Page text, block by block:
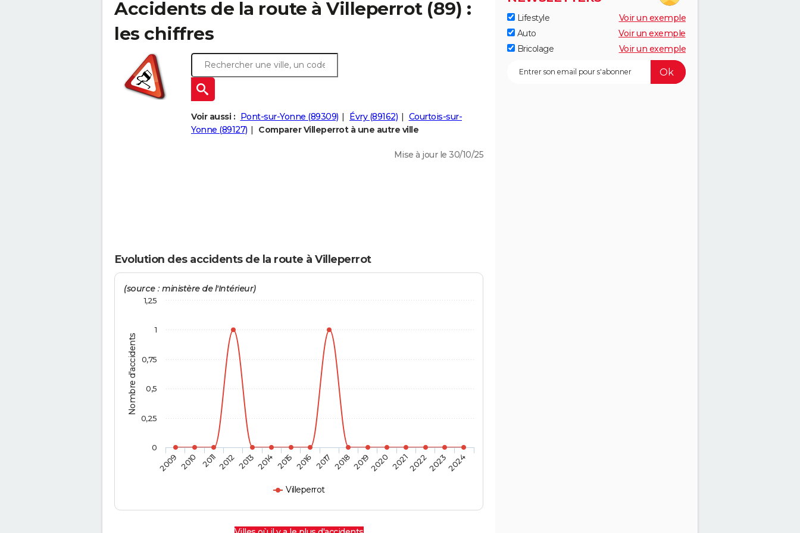
Accidents de la route à Villeperrot (89) :
les chiffres
Voir aussi : Pont-sur-Yonne (89309) Évry (89162)
Courtois-sur-
Yonne (89127)
Comparer Villeperrot à une autre ville
Mise à jour le 30/10/25
Evolution des accidents de la route à Villeperrot
Nombre d'accidents
(source : ministère de l'Intérieur)
Villeperrot
2009 2010 20112012 2013 2014 2015 2016 2017 201820192020 2021202220232024
0
0,25
0,5
0,75
1
1,25
Lifestyle
Voir un exemple
Auto
Voir un exemple
Bricolage
Voir un exemple